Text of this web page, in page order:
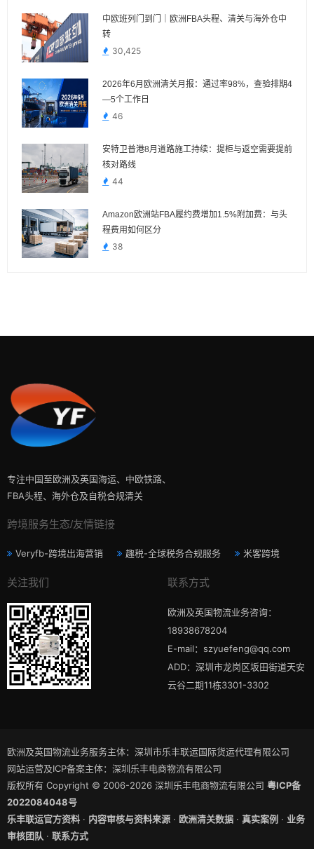
中欧班列门到门｜欧洲FBA头程、清关与海外仓中
转
30,425
2026年6月欧洲清关月报：通过率98%，查验排期4
—5个工作日
46
安特卫普港8月道路施工持续：提柜与返空需要提前
核对路线
44
Amazon欧洲站FBA履约费增加1.5%附加费：与头
程费用如何区分
38
专注中国至欧洲及英国海运、中欧铁路、
FBA头程、海外仓及自税合规清关
跨境服务生态/友情链接
Veryfb-跨境出海营销 趣税-全球税务合规服务 米客跨境
关注我们 联系方式
欧洲及英国物流业务咨询：
18938678204
E-mail：szyuefeng@qq.com
ADD：深圳市龙岗区坂田街道天安
云谷二期11栋3301-3302
欧洲及英国物流业务服务主体：深圳市乐丰联运国际货运代理有限公司
网站运营及ICP备案主体：深圳乐丰电商物流有限公司
版权所有 Copyright © 2006-2026 深圳乐丰电商物流有限公司 粤ICP备
2022084048号
乐丰联运官方资料 · 内容审核与资料来源 · 欧洲清关数据 · 真实案例 · 业务
审核团队 · 联系方式